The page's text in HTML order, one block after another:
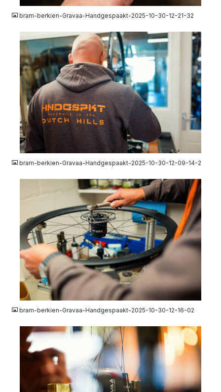
bram-berkien-Gravaa-Handgespaakt-2025-10-30-12-21-32
JPG
bram-berkien-Gravaa-Handgespaakt-2025-10-30-12-09-14-2
JPG
bram-berkien-Gravaa-Handgespaakt-2025-10-30-12-16-02